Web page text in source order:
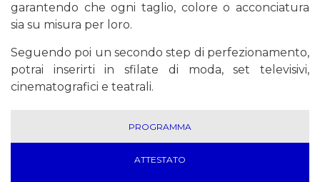
garantendo che ogni taglio, colore o acconciatura
sia su misura per loro.
Seguendo poi un secondo step di perfezionamento,
potrai inserirti in sfilate di moda, set televisivi,
cinematografici e teatrali.
PROGRAMMA
ATTESTATO